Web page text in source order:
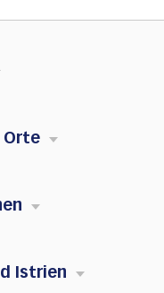
Orte
Istrien